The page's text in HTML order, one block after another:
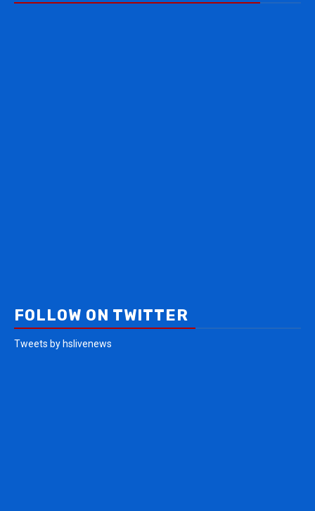
FOLLOW ON TWITTER
Tweets by hslivenews